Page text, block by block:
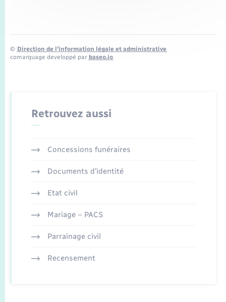
© Direction de l’information légale et administrative
comarquage developpé par baseo.io
Retrouvez aussi
Concessions funéraires
Documents d’identité
Etat civil
Mariage – PACS
Parrainage civil
Recensement